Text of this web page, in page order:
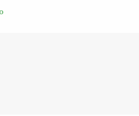
самовывозом из нашего
через Яндекс-доставку или
с открытой корневой
всех суккулентов, они